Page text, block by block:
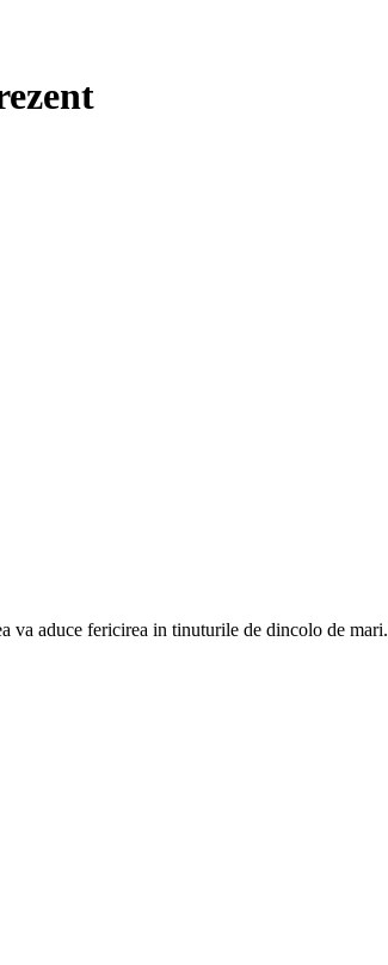
aduce fericirea in tinuturile de dincolo de